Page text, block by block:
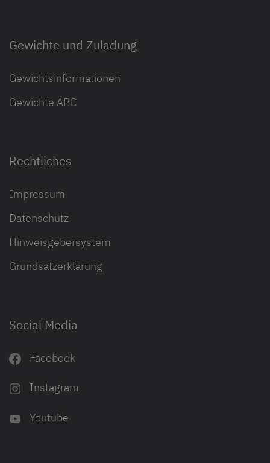
Gewichte und Zuladung
Gewichtsinformationen
Gewichte ABC
Rechtliches
Impressum
Datenschutz
Hinweisgebersystem
Grundsatzerklärung
Social Media
Facebook
Instagram
Youtube